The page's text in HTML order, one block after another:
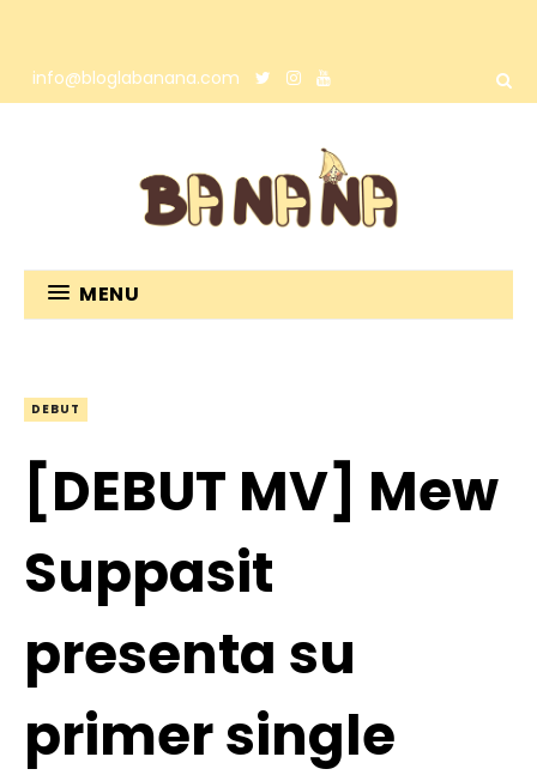
info@bloglabanana.com
MENU
DEBUT
[DEBUT MV] Mew
Suppasit
presenta su
primer single